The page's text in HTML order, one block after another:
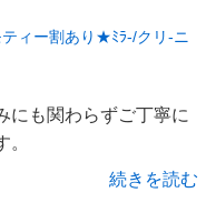
ィー割あり★ﾐﾗ-/クリ-ニ
にも関わらずご丁寧に
続きを読む